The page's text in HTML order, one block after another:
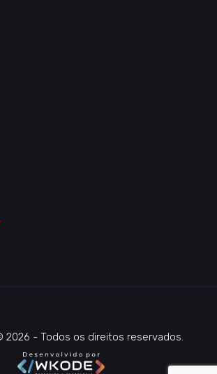
2026 - Todos os direitos reservados.